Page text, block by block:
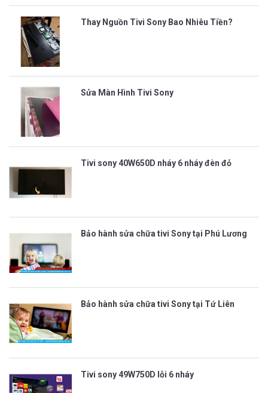
Thay Nguồn Tivi Sony Bao Nhiêu Tiền?
Sửa Màn Hình Tivi Sony
Tivi sony 40W650D nháy 6 nháy đèn đỏ
Bảo hành sửa chữa tivi Sony tại Phú Lương
Bảo hành sửa chữa tivi Sony tại Tứ Liên
Tivi sony 49W750D lỗi 6 nháy